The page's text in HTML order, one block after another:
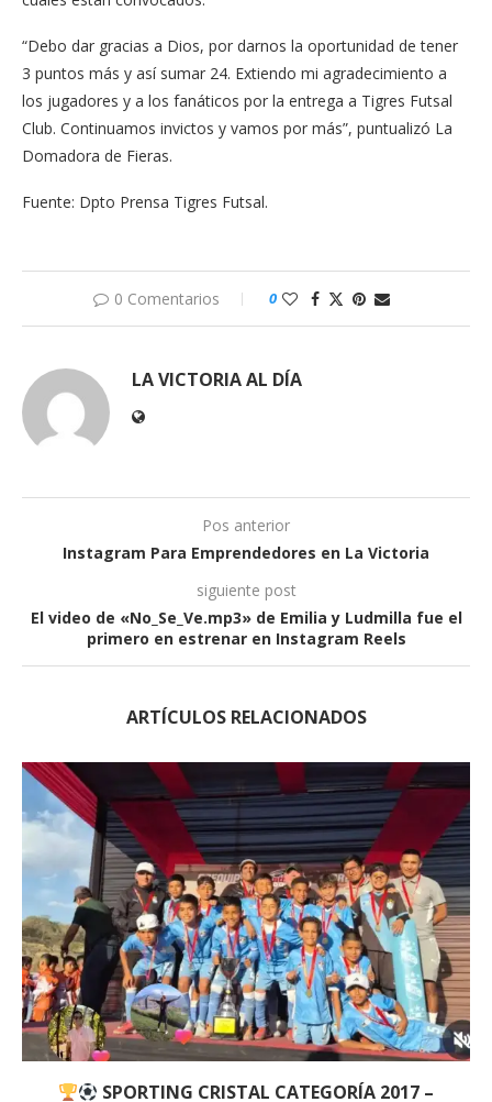
“Debo dar gracias a Dios, por darnos la oportunidad de tener
3 puntos más y así sumar 24. Extiendo mi agradecimiento a
los jugadores y a los fanáticos por la entrega a Tigres Futsal
Club. Continuamos invictos y vamos por más”, puntualizó La
Domadora de Fieras.
Fuente: Dpto Prensa Tigres Futsal.
0 Comentarios 0
LA VICTORIA AL DÍA
Pos anterior
Instagram Para Emprendedores en La Victoria
siguiente post
El video de «No_Se_Ve.mp3» de Emilia y Ludmilla fue el
primero en estrenar en Instagram Reels
ARTÍCULOS RELACIONADOS
SPORTING CRISTAL CATEGORÍA 2017 –